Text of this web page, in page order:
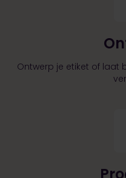
Ontwerp je etiket of laat